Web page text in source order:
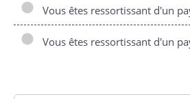
Vous êtes ressortissant d'un
Vous êtes ressortissant d'un